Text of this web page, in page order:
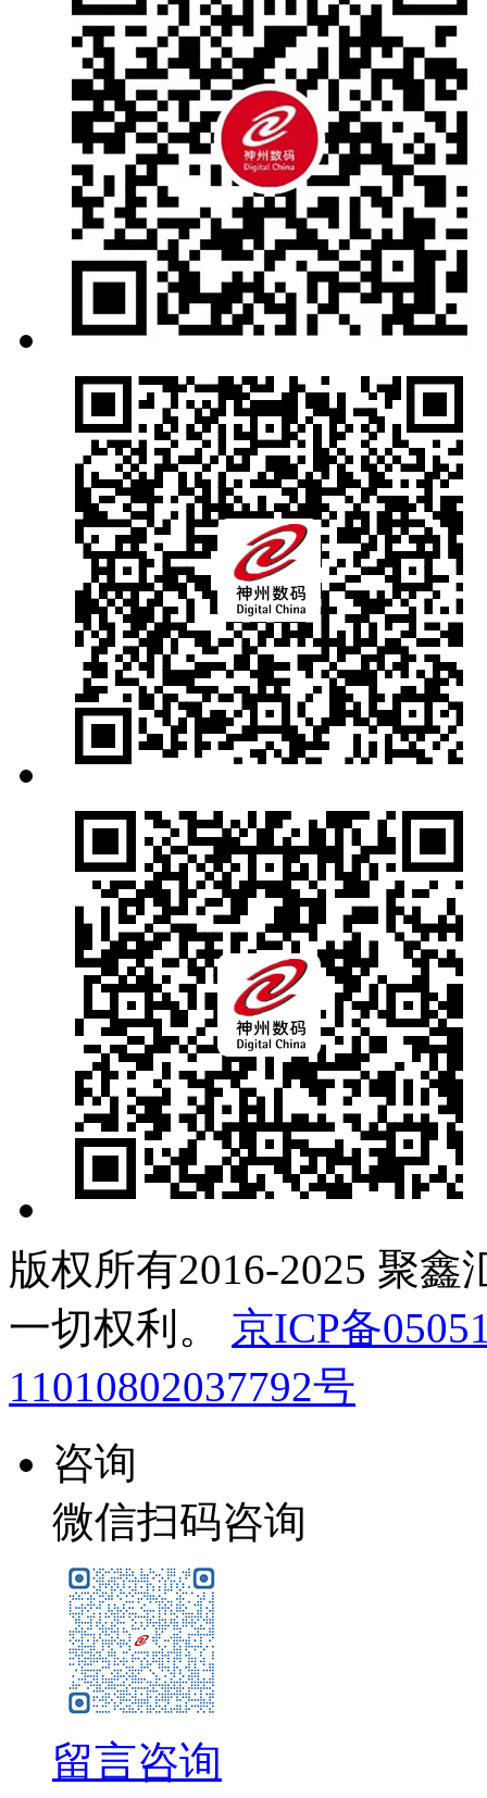
版权所有2016-2025 聚鑫
一切权利。
京ICP备
11010802037792号
咨询
微信扫码咨询
留言咨询